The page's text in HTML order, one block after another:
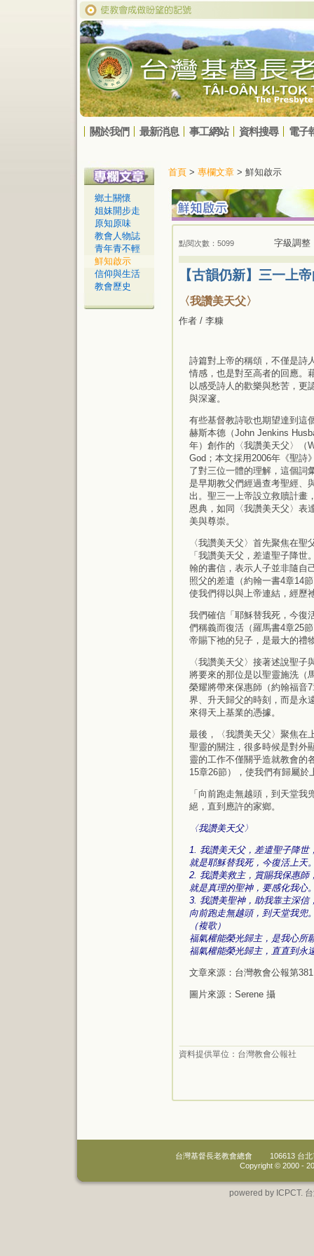
關於我們 最新消息 事工網站 資料搜尋 電子
鄉土關懷
姐妹開步走
原知原味
教會人物誌
青年青不輕
鮮知啟示
信仰與生活
教會歷史
首頁 > 專欄文章 > 鮮知啟示
點閱次數：5099 字級調整
【古韻仍新】三一上
〈我讚美天父〉
作者 / 李糠
詩篇對上帝的稱頌，不僅是詩
情感，也是對至高者的回應。
以感受詩人的歡樂與愁苦，更
與深邃。
有些基督教詩歌也期望達到這
赫斯本德（John Jenkins
年）創作的〈我讚美天父〉（
God；本文採用2006年《聖詩
了對三位一體的理解，這個詞
是早期教父們經過查考聖經、
出。聖三一上帝設立救贖計畫
恩典，如同〈我讚美天父〉表
美與尊崇。
〈我讚美天父〉首先聚焦在聖
「我讚美天父，差遣聖子降世
翰的書信，表示人子並非隨自
照父的差遣（約翰一書4章14
使我們得以與上帝連結，經歷
我們確信「耶穌替我死，今復
們稱義而復活（羅馬書4章25
帝賜下祂的兒子，是最大的禮
〈我讚美天父〉接著述說聖
將要來的那位是以聖靈施洗（
榮耀將帶來保惠師（約翰福音
界、升天歸父的時刻，而是永
來得天上基業的憑據。
最後，〈我讚美天父〉聚焦在
聖靈的關注，很多時候是對外
靈的工作不僅關乎造就教會的
15章26節），使我們有歸屬
「向前跑走無越頭，到天堂
絕，直到應許的家鄉。
〈我讚美天父〉
1. 我讚美天父，差遣聖子降世
就是耶穌替我死，今復活上天
2. 我讚美救主，賞賜我保惠師
就是真理的聖神，要感化我心
3. 我讚美聖神，助我靠主深信
向前跑走無越頭，到天堂我兜
（複歌）
福氣權能榮光歸主，是我心所
福氣權能榮光歸主，直直到永
文章來源：台灣教會公報第
圖片來源：Serene 攝
資料提供單位： 台灣教會公報社
台灣基督長老教會總會
106613 台
Copyright © 2000 -
powered by ICPCT.